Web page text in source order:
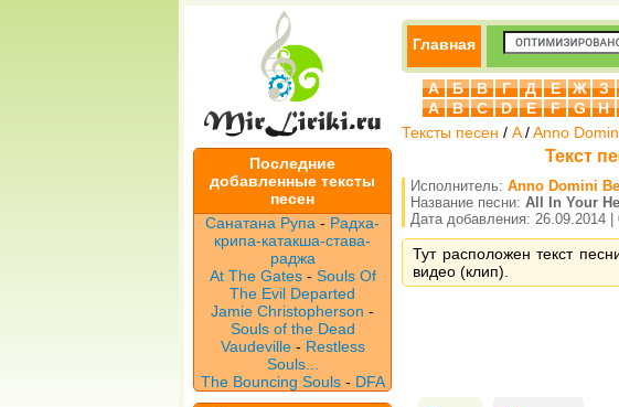
Последние
добавленные тексты
песен
Санатана Рупа - Радха-
крипа-катакша-става-
раджа
At The Gates- Souls Of
The Evil Departed
Jamie Christopherson -
Souls of the Dead
Vaudeville - Restless
Souls...
The Bouncing Souls- DFA
Главная
А Б В Г Д Е Ж З
A
B C D E F G H
Тексты песен / A/Anno
Текст
Исполнитель: Anno Domini
Название песни: All In Your
Дата добавления: 26.09.2014 |
Тут расположен текст
видео (клип).